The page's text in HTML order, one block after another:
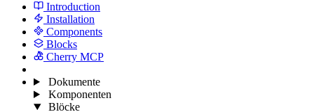
Introduction
Installation
Components
Blocks
Cherry MCP
Dokumente
Komponenten
Blöcke